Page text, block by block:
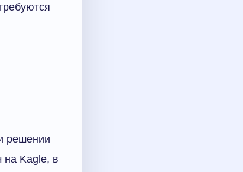
решении
на Kagle, в